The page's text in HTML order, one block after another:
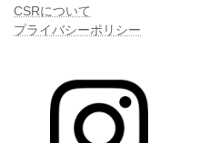
CSRについて
プライバシーポリシー